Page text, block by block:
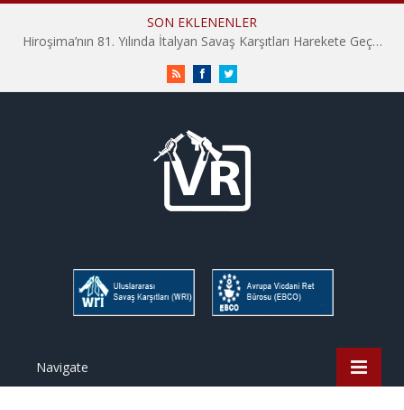
SON EKLENENLER
Hiroşima’nın 81. Yılında İtalyan Savaş Karşıtları Harekete Geçti: “Hatırlamak yeterli değil”
RSS FacebookTwitter
Navigate